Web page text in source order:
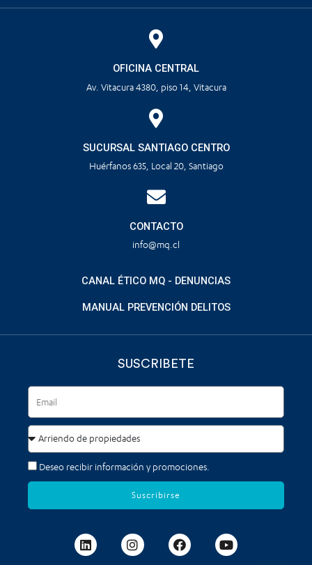
OFICINA CENTRAL
Av. Vitacura 4380, piso 14, Vitacura
SUCURSAL SANTIAGO CENTRO
Huérfanos 635, Local 20, Santiago
CONTACTO
info@mq.cl
CANAL ÉTICO MQ - DENUNCIAS
MANUAL PREVENCIÓN DELITOS
SUSCRIBETE
Deseo recibir información y promociones.
Suscribirse